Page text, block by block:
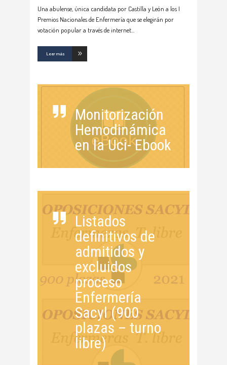
Una abulense, única candidata por Castilla y León a los I
Premios Nacionales de Enfermería que se elegirán por
votación popular a través de internet
Leer más
Monitorización
Hemodinámica
en la Uci- Ebook
Listados
definitivos de
admitidos y
excluidos
proceso
Enfermería
Sacyl (900
plazas – turno
libre)